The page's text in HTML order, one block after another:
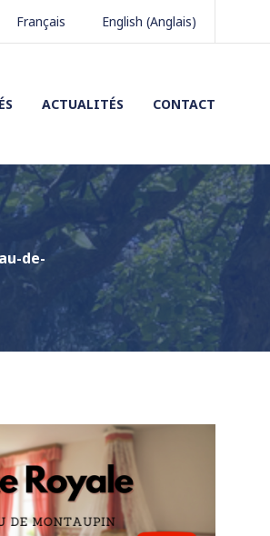
Français English (Anglais)
ACTUALITÉS CONTACT
de-